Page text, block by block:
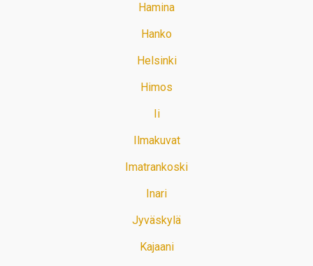
Hamina
Hanko
Helsinki
Himos
Ii
Ilmakuvat
Imatrankoski
Inari
Jyväskylä
Kajaani